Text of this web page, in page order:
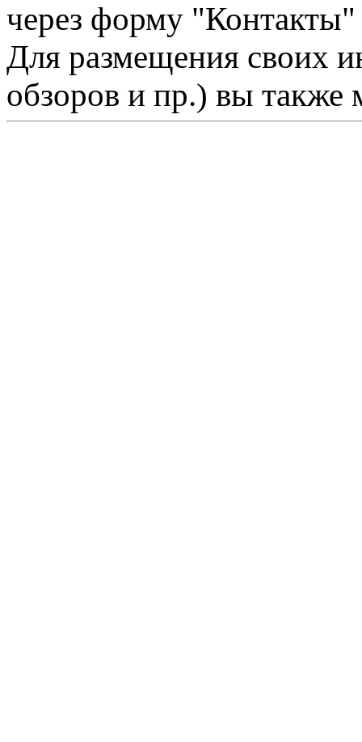
через форму "Контакты"
Для размещения своих
обзоров и пр.) вы также